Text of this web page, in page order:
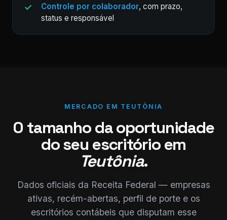
Controle por colaborador, com prazo,
status e responsável
MERCADO EM TEUTÔNIA
O tamanho da oportunidade
do seu escritório em
Teutônia.
Dados oficiais da Receita Federal — empresas
ativas, recém-abertas, perfil de porte e os
escritórios contábeis que disputam esse